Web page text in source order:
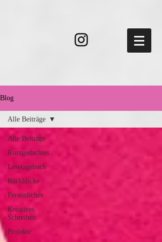
Blog
Alle Beiträge
Kurzgedachtes
Lesetagebuch
Rückblicke
Persönliches
Kreatives
Schreiben
Projekte
Alle Beiträge